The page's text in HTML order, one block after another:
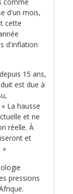
d'un mois,
cette
d'inflation
15 ans,
est due à
La hausse
et ne
réelle. À
et
»
pressions